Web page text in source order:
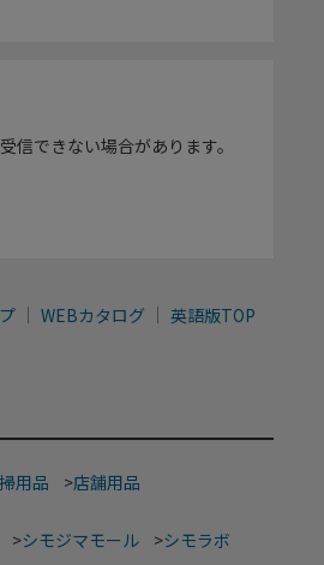
できない場合があります。
WEBカタログ 英語版TOP
用品 >店舗用品
>シモジマモール >シモラボ